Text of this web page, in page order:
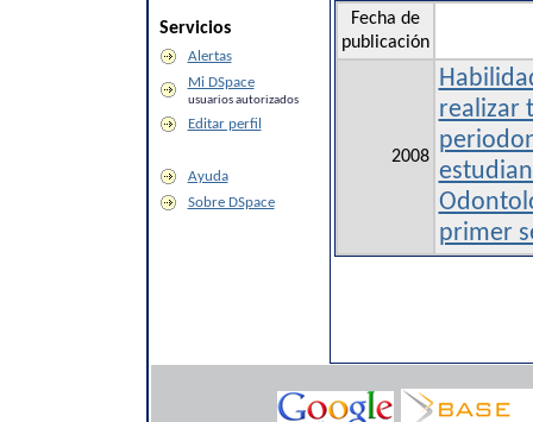
Servicios
Alertas
Mi DSpace
usuarios autorizados
Editar perfil
Ayuda
Sobre DSpace
Fecha de
publicación
2008
realizar
primer